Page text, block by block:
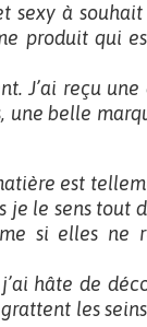
à
produit qui
J’ai reçu
belle
est
le sens tout
si elles ne
hâte de
les